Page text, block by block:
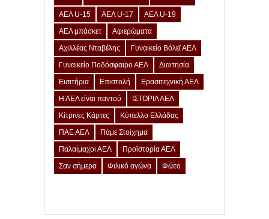
ΑΕΛ U-15
ΑΕΛ U-17
ΑΕΛ U-19
ΑΕΛ μπάσκετ
Αφιερώματα
Αχιλλέας Νταβέλης
Γυναικείο Βόλεϊ ΑΕΛ
Γυναικείο Ποδόσφαιρο ΑΕΛ
Διαιτησία
Εισιτήρια
Επιστολή
Ερασιτεχνική ΑΕΛ
Η ΑΕΛ είναι παντού
ΙΣΤΟΡΙΑ ΑΕΛ
Κίτρινες Κάρτες
Κύπελλο Ελλάδας
ΠΑΕ ΑΕΛ
Πάμε Στοίχημα
Παλαίμαχοι ΑΕΛ
Προϊστορία ΑΕΛ
Σαν σήμερα
Φιλικό αγώνα Φώτο